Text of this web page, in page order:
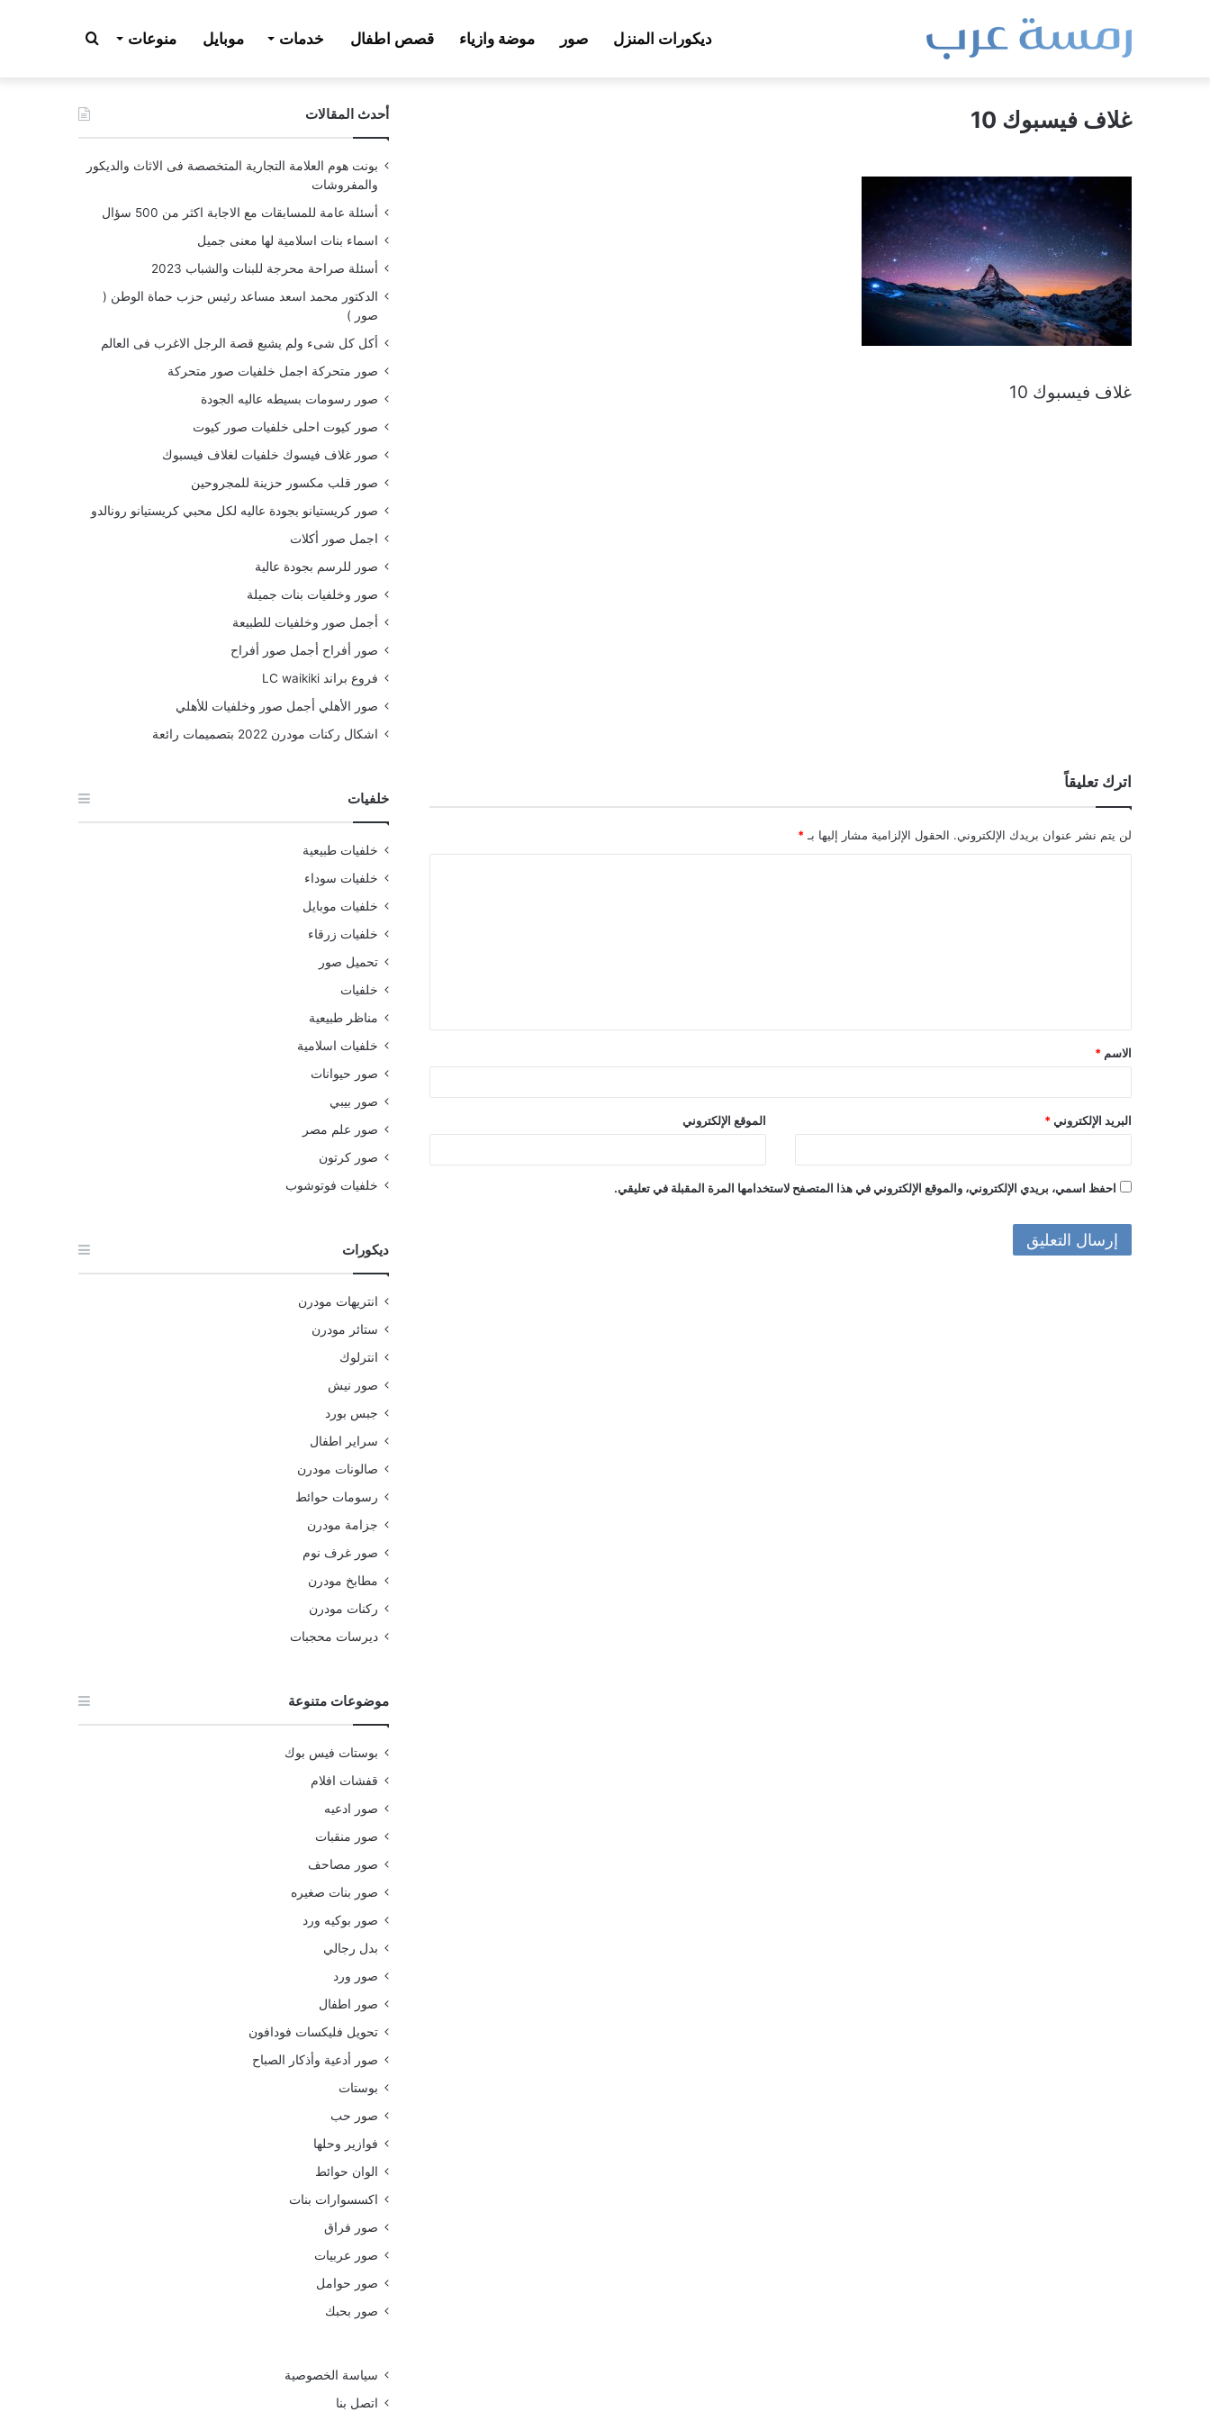
ديكورات المنزل صور موضة وازياء قصص اطفال خدمات موبايل منوعات بحث
عن غلاف فيسبوك 10
غلاف فيسبوك 10
اترك تعليقاً
لن يتم نشر عنوان بريدك الإلكتروني. الحقول الإلزامية مشار إليها بـ *
ق
*
الاسم *
البريد الإلكتروني * الموقع الإلكتروني
احفظ اسمي، بريدي الإلكتروني، والموقع الإلكتروني في هذا المتصفح لاستخدامها المرة المقبلة في تعليقي.
أحدث المقالات
بونت هوم العلامة التجارية المتخصصة فى الاثاث والديكور
والمفروشات
أسئلة عامة للمسابقات مع الاجابة اكثر من 500 سؤال
اسماء بنات اسلامية لها معنى جميل
أسئلة صراحة محرجة للبنات والشباب 2023
الدكتور محمد اسعد مساعد رئيس حزب حماة الوطن (
صور )
أكل كل شىء ولم يشبع قصة الرجل الاغرب فى العالم
صور متحركة اجمل خلفيات صور متحركة
صور رسومات بسيطه عاليه الجودة
صور كيوت احلى خلفيات صور كيوت
صور غلاف فيسوك خلفيات لغلاف فيسبوك
صور قلب مكسور حزينة للمجروحين
صور كريستيانو بجودة عاليه لكل محبي كريستيانو رونالدو
اجمل صور أكلات
صور للرسم بجودة عالية
صور وخلفيات بنات جميلة
أجمل صور وخلفيات للطبيعة
صور أفراح أجمل صور أفراح
فروع براند LC waikiki
صور الأهلي أجمل صور وخلفيات للأهلي
اشكال ركنات مودرن 2022 بتصميمات رائعة
خلفيات
خلفيات طبيعية
خلفيات سوداء
خلفيات موبايل
خلفيات زرقاء
تحميل صور
خلفيات
مناظر طبيعية
خلفيات اسلامية
صور حيوانات
صور بيبي
صور علم مصر
صور كرتون
خلفيات فوتوشوب
ديكورات
انتريهات مودرن
ستائر مودرن
انترلوك
صور نيش
جبس بورد
سراير اطفال
صالونات مودرن
رسومات حوائط
جزامة مودرن
صور غرف نوم
مطابخ مودرن
ركنات مودرن
ديرسات محجبات
موضوعات متنوعة
بوستات فيس بوك
قفشات افلام
صور ادعيه
صور منقبات
صور مصاحف
صور بنات صغيره
صور بوكيه ورد
بدل رجالي
صور ورد
صور اطفال
تحويل فليكسات فودافون
صور أدعية وأذكار الصباح
بوستات
صور حب
فوازير وحلها
الوان حوائط
اكسسوارات بنات
صور فراق
صور عربيات
صور حوامل
صور بحبك
سياسة الخصوصية
اتصل بنا